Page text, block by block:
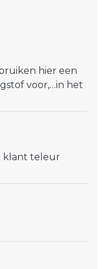
hier een
voor,…in het
klant teleur